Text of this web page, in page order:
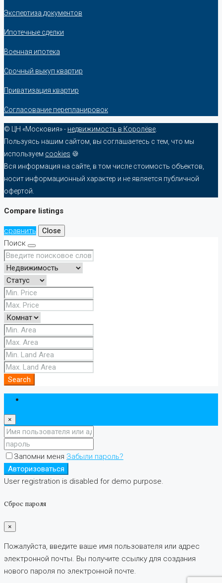
Экспертиза документов
Ипотечные сделки
Военная ипотека
Срочный выкуп квартир
Приватизация квартир
Согласование перепланировок
© ЦН «Московия» - недвижимость в Королёве
Пользуясь нашим сайтом, вы соглашаетесь с тем, что мы
используем cookies 🍪
Вся информация на сайте, в том числе стоимость объектов,
носит информационный характер и не является публичной
офертой.
Compare listings
сравнить
Close
Поиск
Search
×
Запомни меня Забыли пароль?
Авторизоваться
User registration is disabled for demo purpose.
Сброс пароля
×
Пожалуйста, введите ваше имя пользователя или адрес
электронной почты. Вы получите ссылку для создания
нового пароля по электронной почте.